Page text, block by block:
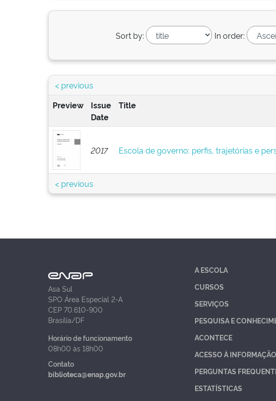
Sort by: In order:
< previous
Preview
Issue
Date
Title
2017 Escola de governo: perfis, trajetórias e
< previous
Asa Sul
SPO Área Especial 2-A
CEP 70.610-900
Brasília/DF
Horário de funcionamento
08h00 às 18h00
Contato
biblioteca@enap.gov.br
A ESCOLA
CURSOS
SERVIÇOS
PESQUISA E
ACONTECE
ACESSO À INFORMAÇÃO
PERGUNTAS
ESTATÍSTICAS